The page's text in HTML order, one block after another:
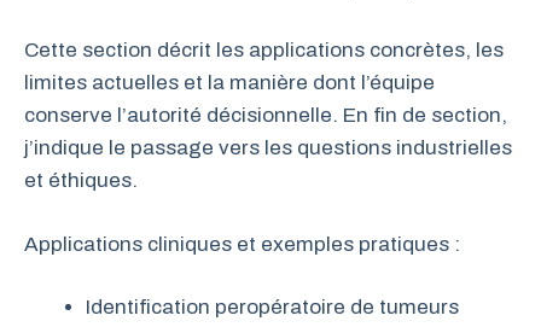
Cette section décrit les applications concrètes, les
limites actuelles et la manière dont l’équipe
conserve l’autorité décisionnelle. En fin de section,
j’indique le passage vers les questions industrielles
et éthiques.
Applications cliniques et exemples pratiques :
Identification peropératoire de tumeurs